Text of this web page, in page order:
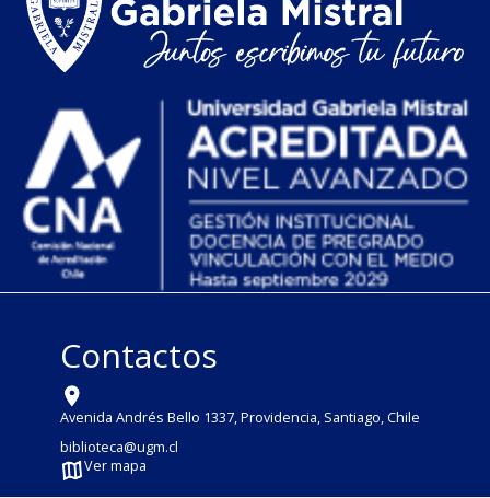
Contactos
Avenida Andrés Bello 1337, Providencia, Santiago, Chile
biblioteca@ugm.cl
Ver mapa